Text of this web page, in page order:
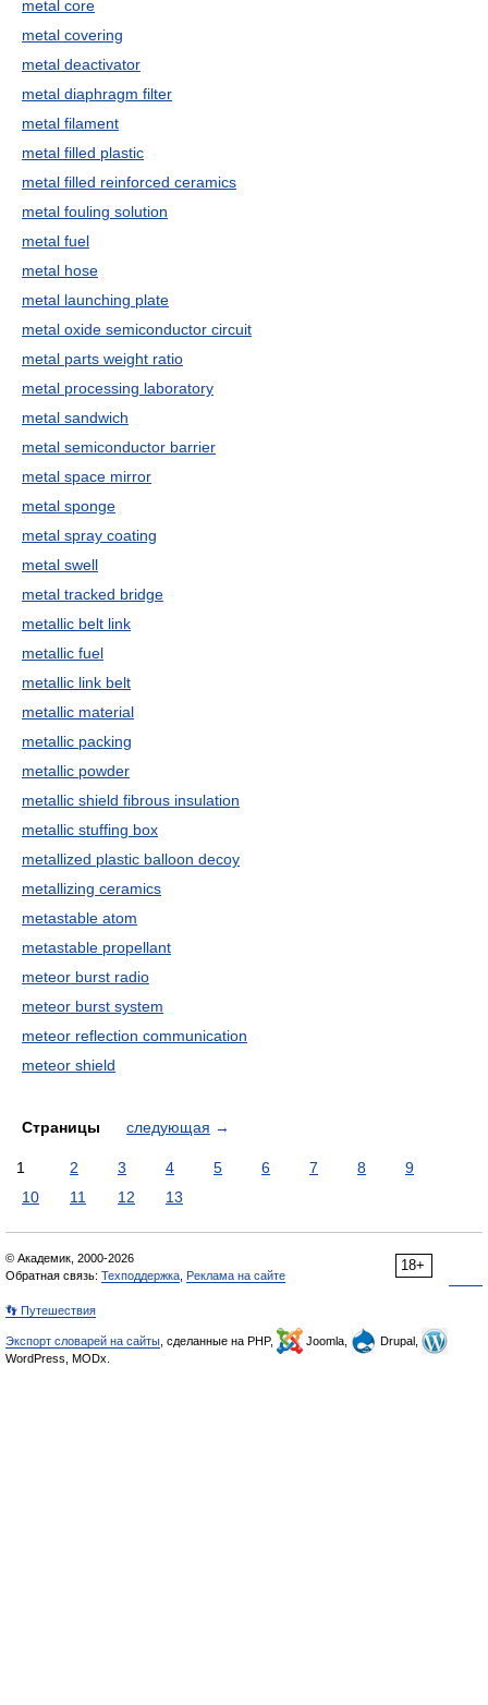
metal core
metal covering
metal deactivator
metal diaphragm filter
metal filament
metal filled plastic
metal filled reinforced ceramics
metal fouling solution
metal fuel
metal hose
metal launching plate
metal oxide semiconductor circuit
metal parts weight ratio
metal processing laboratory
metal sandwich
metal semiconductor barrier
metal space mirror
metal sponge
metal spray coating
metal swell
metal tracked bridge
metallic belt link
metallic fuel
metallic link belt
metallic material
metallic packing
metallic powder
metallic shield fibrous insulation
metallic stuffing box
metallized plastic balloon decoy
metallizing ceramics
metastable atom
metastable propellant
meteor burst radio
meteor burst system
meteor reflection communication
meteor shield
Страницы следующая →
1 2 3 4 5 6 7 8
9
10
11 12 13
18+
© Академик, 2000-2026
Обратная связь: Техподдержка Реклама на сайте
👣 Путешествия
Экспорт словарей на сайты , сделанные на PHP, Joomla,
Drupal,
WordPress, MODx.